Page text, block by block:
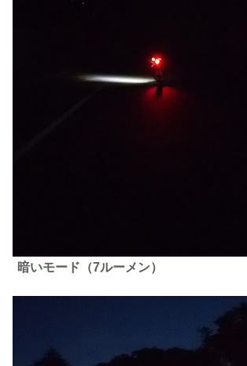
暗いモー ド （7ルーメン）